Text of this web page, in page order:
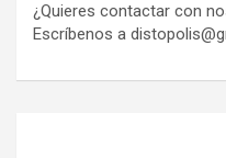
¿Quieres contactar con
Escríbenos a